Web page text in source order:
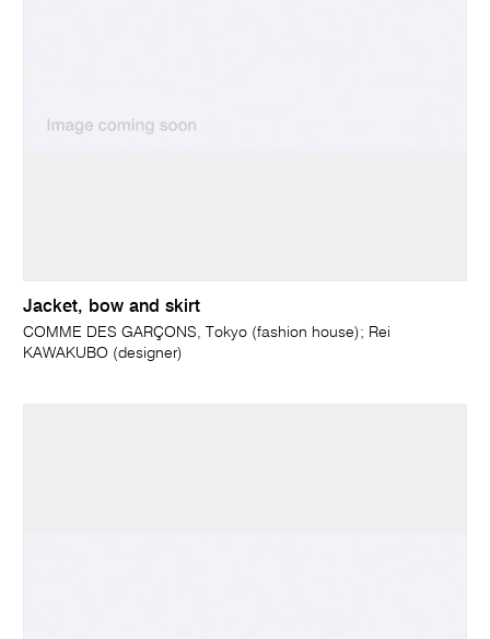
Jacket, bow and skirt
COMME DES GARÇONS, Tokyo (fashion house); Rei
KAWAKUBO (designer)